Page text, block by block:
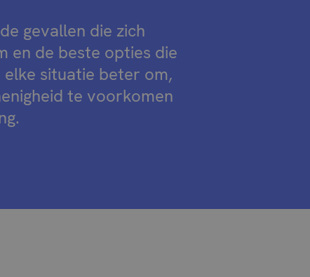
gevallen die zich
en de beste opties die
situatie beter om,
te voorkomen